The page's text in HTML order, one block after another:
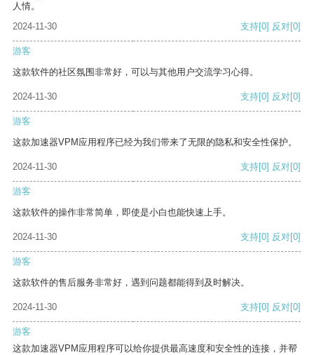
人情。
2024-11-30
支持[0] 反对[0]
游客
这款软件的社区氛围非常好，可以与其他用户交流学习心得。
2024-11-30 支持[0] 反对[0]
游客
这款加速器VPM应用程序已经为我们带来了无限的隐私和安全性保护。
2024-11-30 支持[0] 反对[0]
游客
这款软件的操作非常简单，即使是小白也能快速上手。
2024-11-30 支持[0] 反对[0]
游客
这款软件的售后服务非常好，遇到问题都能得到及时解决。
2024-11-30 支持[0] 反对[0]
游客
这款加速器VPM应用程序可以给你提供最高速度和安全性的连接，并帮